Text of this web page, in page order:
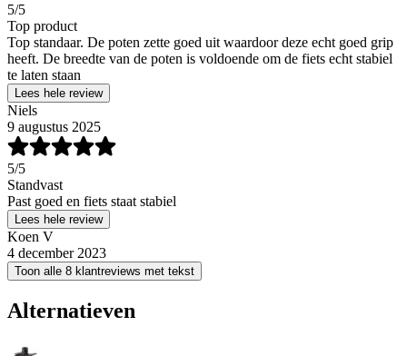
5/5
Top product
Top standaar. De poten zette goed uit waardoor deze echt goed grip
heeft. De breedte van de poten is voldoende om de fiets echt stabiel
te laten staan
Lees hele review
Niels
9 augustus 2025
5/5
Standvast
Past goed en fiets staat stabiel
Lees hele review
Koen V
4 december 2023
Toon alle 8 klantreviews met tekst
Alternatieven